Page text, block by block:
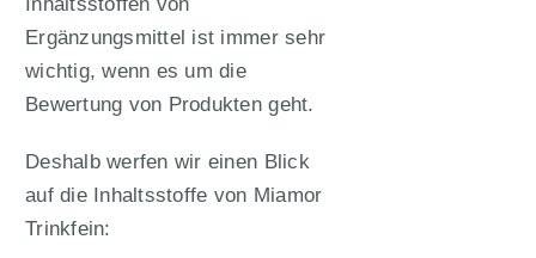
Ergänzungsmittel ist immer sehr
wichtig, wenn es um die
Bewertung von Produkten geht.
Deshalb werfen wir einen Blick
auf die Inhaltsstoffe von Miamor
Trinkfein: